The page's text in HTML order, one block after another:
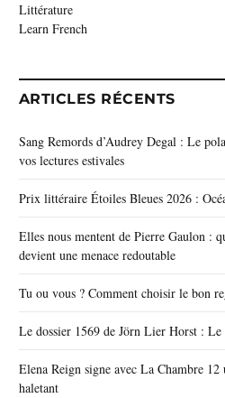
Littérature
Learn French
ARTICLES RÉCENTS
Sang Remords d’Audrey Degal : Le
vos lectures estivales
Prix littéraire Étoiles Bleues 2026 :
Elles nous mentent de Pierre Gaulon :
devient une menace redoutable
Tu ou vous ? Comment choisir le bon
Le dossier 1569 de Jörn Lier Horst :
Elena Reign signe avec La Chambre
haletant